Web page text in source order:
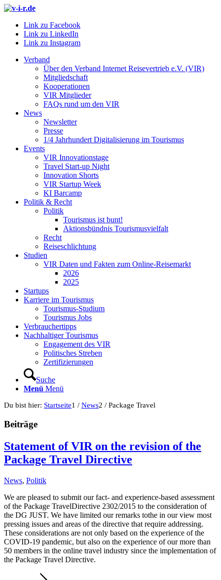
Link zu Facebook
Link zu LinkedIn
Link zu Instagram
Verband
Über den Verband Internet Reisevertrieb e.V. (VIR)
Mitgliedschaft
Kooperationen
VIR Mitglieder
FAQs rund um den VIR
News
Newsletter
Presse
1/4 Jahrhundert Digitalisierung im Tourismus
Events
VIR Innovationstage
Travel Start-up Night
Innovation Shorts
VIR Startup Week
KI Barcamp
Politik & Recht
Politik
Tourismus ist bunt!
Aktionsbündnis Tourismusvielfalt
Recht
Reiseschlichtung
Studien
VIR Daten und Fakten zum Online-Reisemarkt
2026
2025
Startups
Karriere im Tourismus
Tourismus-Studium
Tourismus Jobs
Verbrauchertipps
Nachhaltiger Tourismus
Engagement des VIR
Politisches Streben
Zertifizierungen
Suche
Menü Menü
Du bist hier: Startseite1 / News2 / Package Travel
Beiträge
Statement of VIR on the revision of the
Package Travel Directive
News, Politik
We are pleased to submit our fact- and experience-based assessment
of the Package TravelDirective 2302/2015 to the consideration of
the DG JUST. We have limited our remarks tothe in our view most
pressing issues and areas of the directive that require addressing.
These considerations are not only based on the experience of the
COVID-19 pandemic, but also on the experience of our more than
50 members in the online travel industry since the implementation of
the Package Travel Directive.